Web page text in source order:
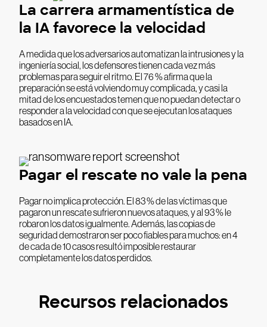
La carrera armamentística de
la IA favorece la velocidad
A medida que los adversarios automatizan la intrusiones y la
ingeniería social, los defensores tienen cada vez más
problemas para seguir el ritmo. El 76 % afirma que la
preparación se está volviendo muy complicada, y casi la
mitad de los encuestados temen que no puedan detectar o
responder a la velocidad con que se ejecutan los ataques
basados en IA.
Pagar el rescate no vale la pena
Pagar no implica protección. El 83 % de las víctimas que
pagaron un rescate sufrieron nuevos ataques, y al 93 % le
robaron los datos igualmente. Además, las copias de
seguridad demostraron ser poco fiables para muchos: en 4
de cada de 10 casos resultó imposible restaurar
completamente los datos perdidos.
Recursos relacionados